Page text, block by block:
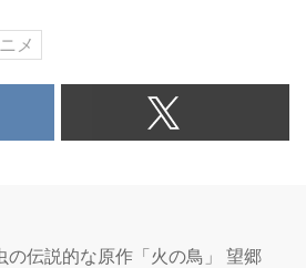
メ
の伝説的な原作「火の鳥」 望郷